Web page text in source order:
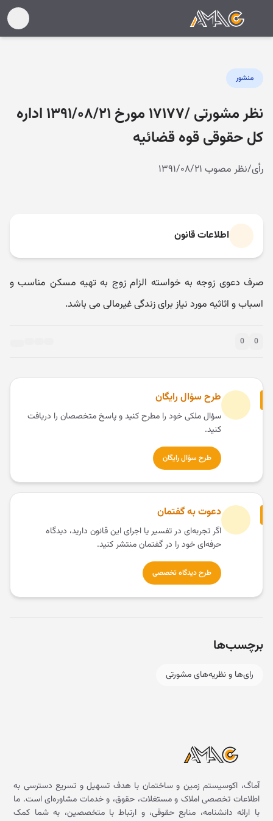
منشور
نظر مشورتی /۱۷۱۷۷ مورخ ۱۳۹۱/۰۸/۲۱ اداره
کل حقوقی قوه قضائیه
رأی/نظر مصوب ۱۳۹۱/۰۸/۲۱
اطلاعات قانون
صرف دعوی زوجه به خواسته الزام زوج به تهیه مسکن مناسب و
اسباب و اثاثیه مورد نیاز برای زندگی غیرمالی می باشد.
0
0
طرح سؤال رایگان
سؤال ملکی خود را مطرح کنید و پاسخ متخصصان را دریافت
کنید.
طرح سؤال رایگان
دعوت به گفتمان
اگر تجربه‌ای در تفسیر یا اجرای این قانون دارید، دیدگاه
حرفه‌ای خود را در گفتمان منتشر کنید.
طرح دیدگاه تخصصی
برچسب‌ها
رای‌ها و نظریه‌های مشورتی
آماگ، اکوسیستم زمین و ساختمان با هدف تسهیل و تسریع دسترسی به
اطلاعات تخصصی املاک و مستغلات، حقوق، و خدمات مشاوره‌ای است. ما
با ارائه دانشنامه، منابع حقوقی، و ارتباط با متخصصین، به شما کمک